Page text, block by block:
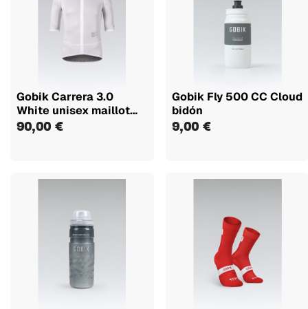
Gobik Carrera 3.0
White unisex maillot
manga corta
90,00 €
Gobik Fly 500 CC Cloud
bidón
9,00 €